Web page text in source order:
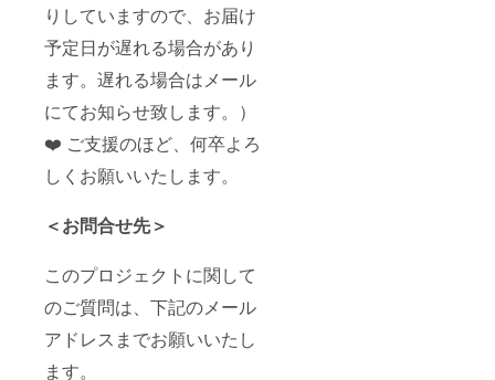
りしていますので、お届け
予定日が遅れる場合があり
ます。遅れる場合はメール
にてお知らせ致します。）
❤️ ご支援のほど、何卒よろ
しくお願いいたします。
＜お問合せ先＞
このプロジェクトに関して
のご質問は、下記のメール
アドレスまでお願いいたし
ます。